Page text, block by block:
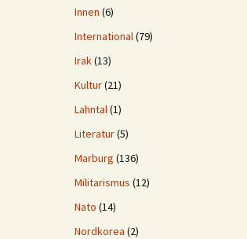
Innen (6)
International(79)
Irak(13)
Kultur(21)
Lahntal(1)
Literatur(5)
Marburg (136)
Militarismus (12)
Nato (14)
Nordkorea (2)